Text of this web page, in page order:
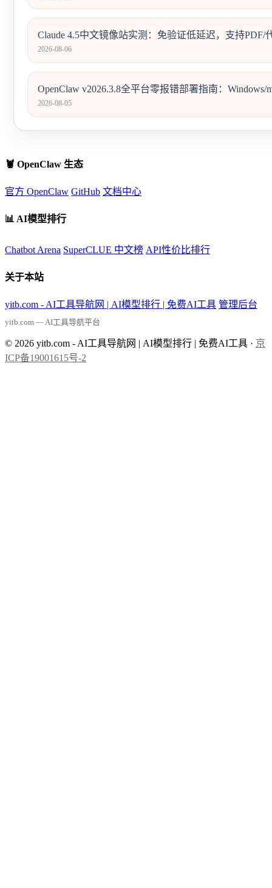
Claude 4.5中文镜像站实测：免验证低延迟，支持PDF/
2026-08-06
OpenClaw v2026.3.8全平台零报错部署指南：Windows/
2026-08-05
🦞 OpenClaw 生态
官方 OpenClaw GitHub 文档中心
📊 AI模型排行
Chatbot Arena SuperCLUE 中文榜 API性价比排行
关于本站
yitb.com - AI工具导航网 | AI模型排行 | 免费AI工具 管理后台
yitb.com — AI工具导航平台
© 2026 yitb.com - AI工具导航网 | AI模型排行 | 免费AI工具 · 京
ICP备19001615号-2